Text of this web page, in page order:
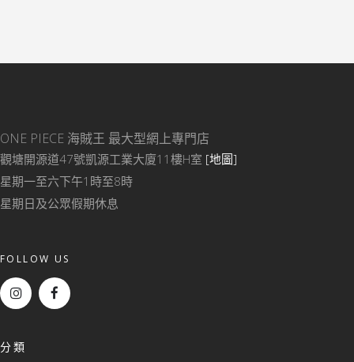
ONE PIECE 海賊王 最大型網上專門店
觀塘開源道47號凱源工業大廈11樓H室 [地圖]
星期一至六下午1時至8時
星期日及公眾假期休息
FOLLOW US
分類